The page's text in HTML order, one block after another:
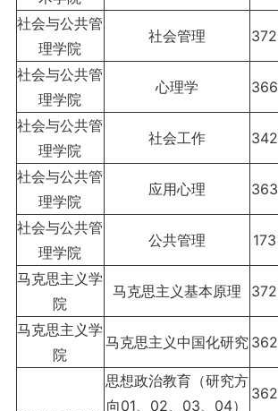
社会与公共管
理学院
社会管理 372
社会与公共管
理学院
心理学 366
社会与公共管
理学院
社会工作 342
社会与公共管
理学院
应用心理 363
社会与公共管
理学院
公共管理 173
马克思主义学
院
马克思主义基本原理 372
马克思主义学
院
马克思主义中国化研究 362
思想政治教育（研究方
向01、02、03、04）
362